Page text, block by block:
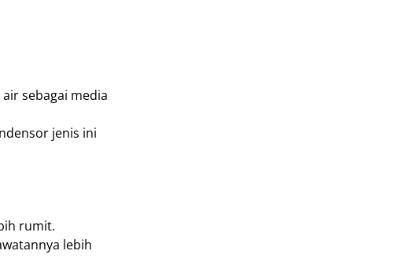
sebagai media
jenis ini
rumit.
lebih